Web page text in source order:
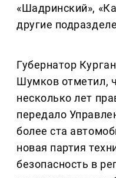
«Шадринский»,
другие
Губернатор
Шумков отметил,
несколько лет
передало
более ста
новая партия
безопасность в